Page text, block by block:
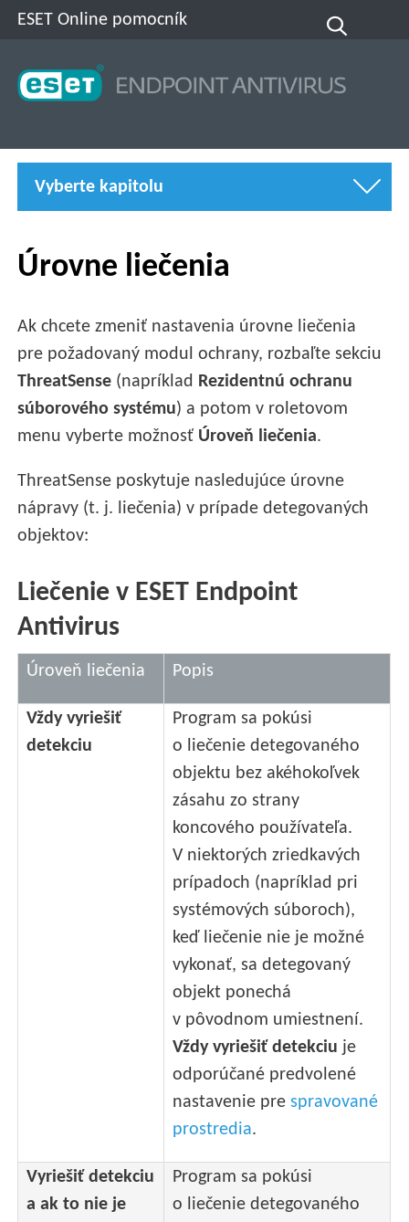
ESET Online pomocník
Vyberte kapitolu
Úrovne liečenia
Ak chcete zmeniť nastavenia úrovne liečenia
pre požadovaný modul ochrany, rozbaľte sekciu
ThreatSense (napríklad Rezidentnú ochranu
súborového systému) a potom v roletovom
menu vyberte možnosť Úroveň liečenia.
ThreatSense poskytuje nasledujúce úrovne
nápravy (t. j. liečenia) v prípade detegovaných
objektov:
Liečenie v ESET Endpoint
Antivirus
Úroveň liečenia Popis
Vždy vyriešiť
detekciu
Program sa pokúsi
o liečenie detegovaného
objektu bez akéhokoľvek
zásahu zo strany
koncového používateľa.
V niektorých zriedkavých
prípadoch (napríklad pri
systémových súboroch),
keď liečenie nie je možné
vykonať, sa detegovaný
objekt ponechá
v pôvodnom umiestnení.
Vždy vyriešiť detekciu je
odporúčané predvolené
nastavenie prespravované
prostredia.
Vyriešiť detekciu
a ak to nie je
Program sa pokúsi
o liečenie detegovaného